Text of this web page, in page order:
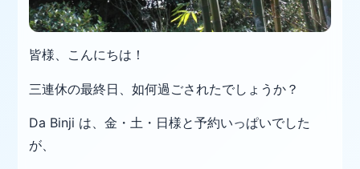
皆様、こんにちは！
三連休の最終日、如何過ごされたでしょうか？
Da Binji は、金・土・日様と予約いっぱいでした
が、